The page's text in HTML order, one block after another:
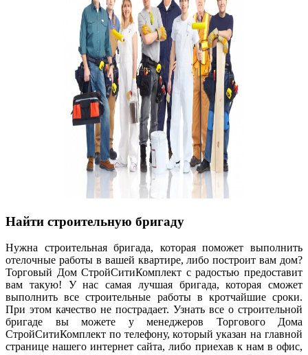
Найти строительную бригаду
Нужна строительная бригада, которая поможет выполнить
отелочные работы в вашей квартире, либо построит вам дом?
Торговый Дом СтройСитиКомплект с радостью предоставит
вам такую! У нас самая лучшая бригада, которая сможет
выполнить все строительные работы в кротчайшие сроки.
При этом качество не пострадает. Узнать все о строительной
бригаде вы можете у менеджеров Торгового Дома
СтройСитиКомплект по телефону, который указан на главной
странице нашего интернет сайта, либо приехав к нам в офис,